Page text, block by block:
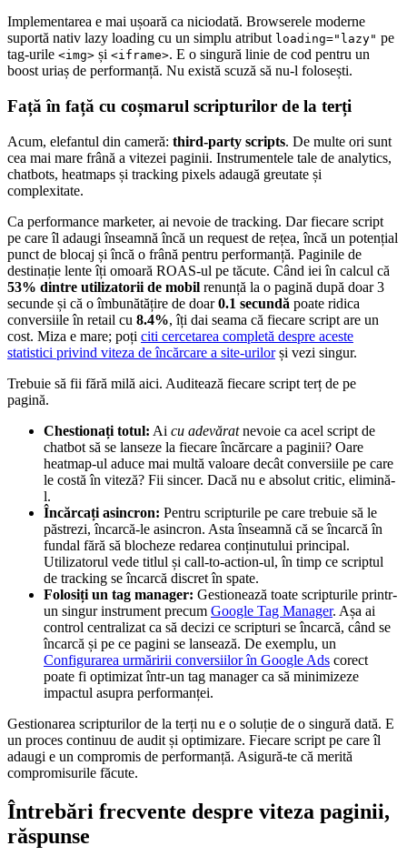
Implementarea e mai ușoară ca niciodată. Browserele moderne
suportă nativ lazy loading cu un simplu atribut loading="lazy" pe
tag-urile <img> și <iframe>. E o singură linie de cod pentru un
boost uriaș de performanță. Nu există scuză să nu-l folosești.
Față în față cu coșmarul scripturilor de la terți
Acum, elefantul din cameră: third-party scripts. De multe ori sunt
cea mai mare frână a vitezei paginii. Instrumentele tale de analytics,
chatbots, heatmaps și tracking pixels adaugă greutate și
complexitate.
Ca performance marketer, ai nevoie de tracking. Dar fiecare script
pe care îl adaugi înseamnă încă un request de rețea, încă un potențial
punct de blocaj și încă o frână pentru performanță. Paginile de
destinație lente îți omoară ROAS-ul pe tăcute. Când iei în calcul că
53% dintre utilizatorii de mobil renunță la o pagină după doar 3
secunde și că o îmbunătățire de doar0.1 secundă poate ridica
conversiile în retail cu 8.4%, îți dai seama că fiecare script are un
cost. Miza e mare; poți citi cercetarea completă despre aceste
statistici privind viteza de încărcare a site-urilorși vezi singur.
Trebuie să fii fără milă aici. Auditează fiecare script terț de pe
pagină.
Chestionați totul: Ai cu adevăratnevoie ca acel script de
chatbot să se lanseze la fiecare încărcare a paginii? Oare
heatmap-ul aduce mai multă valoare decât conversiile pe care
le costă în viteză? Fii sincer. Dacă nu e absolut critic, elimină-
l.
Încărcați asincron: Pentru scripturile pe care trebuie să le
păstrezi, încarcă-le asincron. Asta înseamnă că se încarcă în
fundal fără să blocheze redarea conținutului principal.
Utilizatorul vede titlul și call-to-action-ul, în timp ce scriptul
de tracking se încarcă discret în spate.
Folosiți un tag manager: Gestionează toate scripturile printr-
un singur instrument precum Google Tag Manager. Așa ai
control centralizat ca să decizi ce scripturi se încarcă, când se
încarcă și pe ce pagini se lansează. De exemplu, un
Configurarea urmăririi conversiilor în Google Ads corect
poate fi optimizat într-un tag manager ca să minimizeze
impactul asupra performanței.
Gestionarea scripturilor de la terți nu e o soluție de o singură dată. E
un proces continuu de audit și optimizare. Fiecare script pe care îl
adaugi e un compromis de performanță. Asigură-te că merită
compromisurile făcute.
Întrebări frecvente despre viteza paginii,
răspunse